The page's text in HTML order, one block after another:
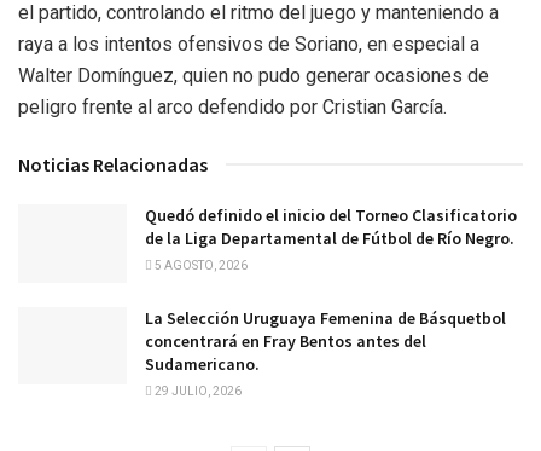
el partido, controlando el ritmo del juego y manteniendo a
raya a los intentos ofensivos de Soriano, en especial a
Walter Domínguez, quien no pudo generar ocasiones de
peligro frente al arco defendido por Cristian García.
Noticias Relacionadas
Quedó definido el inicio del Torneo Clasificatorio
de la Liga Departamental de Fútbol de Río Negro.
5 AGOSTO, 2026
La Selección Uruguaya Femenina de Básquetbol
concentrará en Fray Bentos antes del
Sudamericano.
29 JULIO, 2026